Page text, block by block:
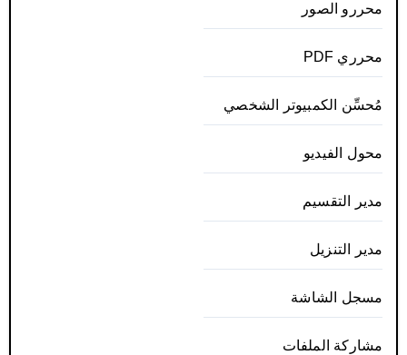
محررو الصور
محرري PDF
مُحسِّن الكمبيوتر الشخصي
محول الفيديو
مدير التقسيم
مدير التنزيل
مسجل الشاشة
مشاركة الملفات